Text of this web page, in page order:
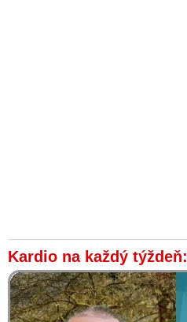
Kardio na každý týždeň: